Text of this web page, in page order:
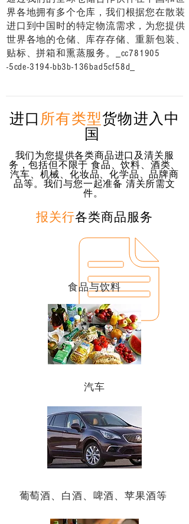
界各地拥有多个仓库，我们根据您在散装
进口到中国时的特定物流需求，为您提供
世界各地的仓储、库存存储、重新包装、
贴标、拼箱和熏蒸服务。_cc781905
-5cde-3194-bb3b-136bad5cf58d_
进口 所有类型货物进入中
国
我们为您提供各类商品进口及清关服
务，包括但不限于 食品、饮料、酒类、
汽车、机械、化妆品、化学品、品牌商
品等。我们与您一起准备 清关所需文
件。
报关行各类商品服务
食品与饮料
汽车
葡萄酒、白酒、啤酒、苹果酒等